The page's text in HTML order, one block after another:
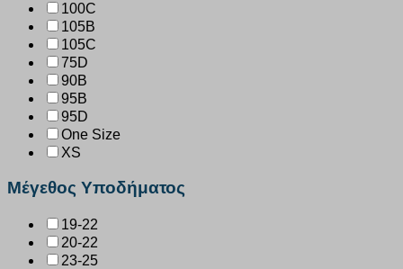
100C
105B
105C
75D
90B
95B
95D
One Size
XS
Μέγεθος Υποδήματος
19-22
20-22
23-25